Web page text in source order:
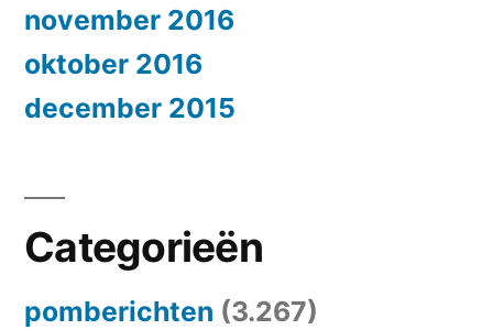
november 2016
oktober 2016
december 2015
Categorieën
pomberichten (3.267)